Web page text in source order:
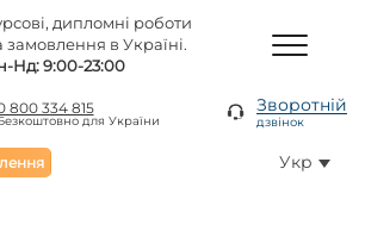
дипломні роботи
замовлення в Україні.
Нд: 9:00-23:00
800 334 815
для України
Зворотній
дзвінок
Укр